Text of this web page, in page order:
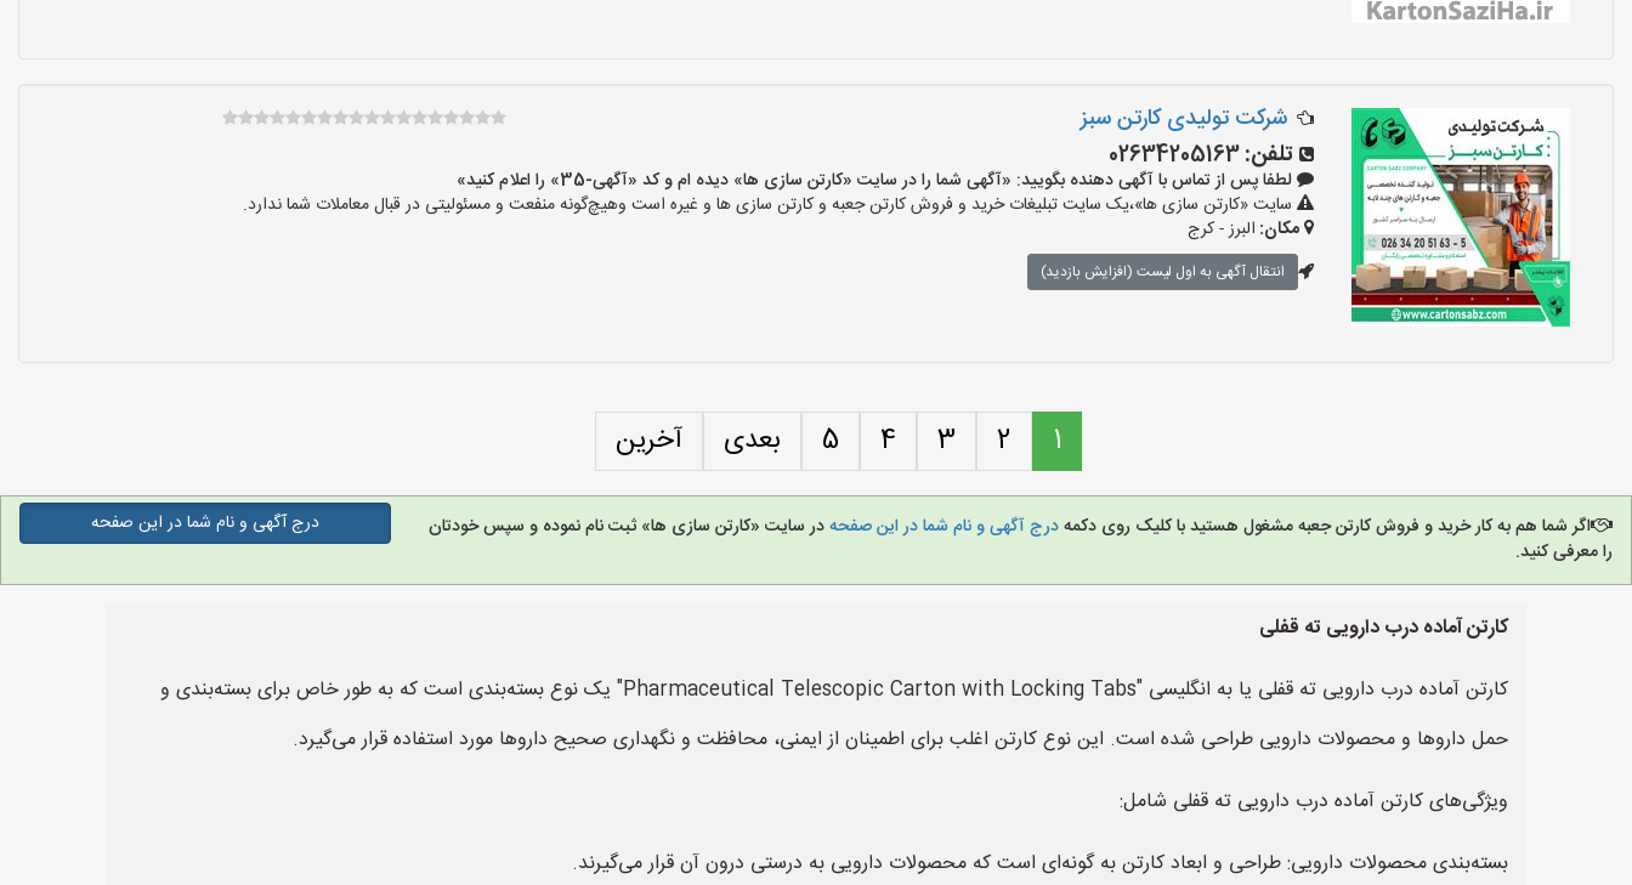
شرکت تولیدی کارتن سبز
تلفن:02634205163
لطفا پس از تماس با آگهی دهنده بگویید: «آگهی شما را در سایت «کارتن سازی ها» دیده ام و کد «آگهی-35» را اعلام کنید»
سایت «کارتن سازی ها»،یک سایت تبلیغات خرید و فروش کارتن جعبه و کارتن سازی ها و غیره است وهیچ‌گونه منفعت و مسئولیتی در قبال معاملات شما ندارد.
مکان: البرز - کرج
انتقال آگهی به اول لیست (افزایش بازدید)
1
2
3
4
5 بعدی آخرین
اگر شما هم به کار خرید و فروش کارتن جعبه مشغول هستید با کلیک روی دکمهدرج آگهی و نام شما در این صفحهدر سایت «کارتن سازی ها» ثبت نام نموده و سپس خودتان
را معرفی کنید.
درج آگهی و نام شما در این صفحه
کارتن آماده درب دارویی ته قفلی
کارتن آماده درب دارویی ته قفلی یا به انگلیسی "Pharmaceutical Telescopic Carton with Locking Tabs" یک نوع بسته‌بندی است که به طور خاص برای بسته‌بندی و
حمل داروها و محصولات دارویی طراحی شده است. این نوع کارتن اغلب برای اطمینان از ایمنی، محافظت و نگهداری صحیح داروها مورد استفاده قرار می‌گیرد.
ویژگی‌های کارتن آماده درب دارویی ته قفلی شامل:
بسته‌بندی محصولات دارویی: طراحی و ابعاد کارتن به گونه‌ای است که محصولات دارویی به درستی درون آن قرار می‌گیرند.